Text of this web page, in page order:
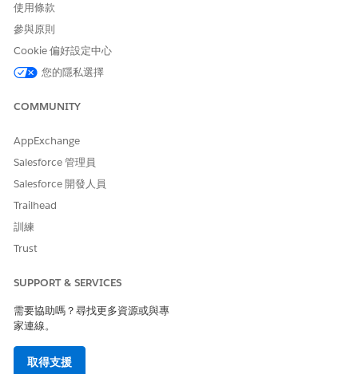
使用條款
參與原則
Cookie 偏好設定中心
您的隱私選擇
COMMUNITY
AppExchange
Salesforce 管理員
Salesforce 開發人員
Trailhead
訓練
Trust
SUPPORT & SERVICES
需要協助嗎？尋找更多資源或與專
家連線。
取得支援